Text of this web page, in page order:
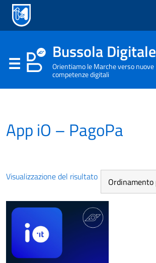
Bussola Digitale
Orientiamo le Marche verso nuove
competenze digitali
App iO – PagoPa
Visualizzazione del risultato